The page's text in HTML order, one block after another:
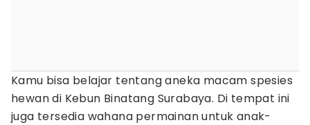
Kamu bisa belajar tentang aneka macam spesies
hewan di Kebun Binatang Surabaya. Di tempat ini
juga tersedia wahana permainan untuk anak-